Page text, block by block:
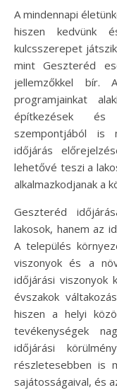
A mindennapi
hiszen kedvünk
kulcsszerepet
mint Geszteréd
jellemzőkkel bír.
programjainkat
építkezések és
szempontjából is
időjárás
lehetővé teszi a
alkalmazkodjanak a
Geszteréd
lakosok, hanem az
A település
viszonyok és a
időjárási viszonyok
évszakok
hiszen a helyi
tevékenységek
időjárási
részletesebben is
sajátosságaival, és